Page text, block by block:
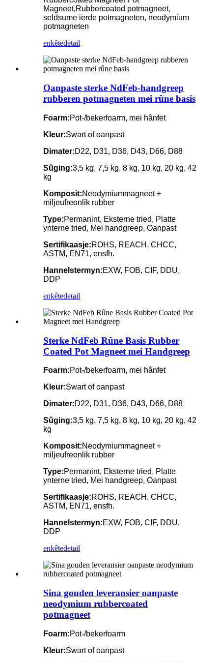
Magneet,Rubbercoated potmagneet,
seldsume ierde potmagneten, neodymium
potmagneten
enkêtedetail
Oanpaste sterke NdFeb-handgreep
rubberen potmagneten mei rûne basis
Foarm:Pot-/bekerfoarm, mei hânfet
Kleur:Swart of oanpast
Dimater:D22, D31, D36, D43, D66, D88
Sûging:3,5 kg, 7,5 kg, 8 kg, 10 kg, 20 kg, 42
kg
Komposit:Neodymiummagneet +
miljeufreonlik rubber
Type:Permanint, Eksterne tried, Platte
ynterne tried, Mei handgreep, Oanpast
Sertifikaasje:ROHS, REACH, CHCC,
ASTM, EN71, ensfh.
Hannelstermyn:EXW, FOB, CIF, DDU,
DDP
enkêtedetail
Sterke NdFeb Rûne Basis Rubber
Coated Pot Magneet mei Handgreep
Foarm:Pot-/bekerfoarm, mei hânfet
Kleur:Swart of oanpast
Dimater:D22, D31, D36, D43, D66, D88
Sûging:3,5 kg, 7,5 kg, 8 kg, 10 kg, 20 kg, 42
kg
Komposit:Neodymiummagneet +
miljeufreonlik rubber
Type:Permanint, Eksterne tried, Platte
ynterne tried, Mei handgreep, Oanpast
Sertifikaasje:ROHS, REACH, CHCC,
ASTM, EN71, ensfh.
Hannelstermyn:EXW, FOB, CIF, DDU,
DDP
enkêtedetail
Sina gouden leveransier oanpaste
neodymium rubbercoated
potmagneet
Foarm:Pot-/bekerfoarm
Kleur:Swart of oanpast